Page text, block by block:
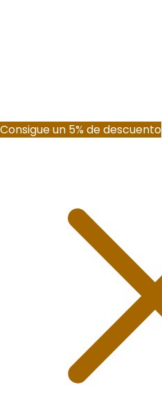
Consigue un 5% de descuento